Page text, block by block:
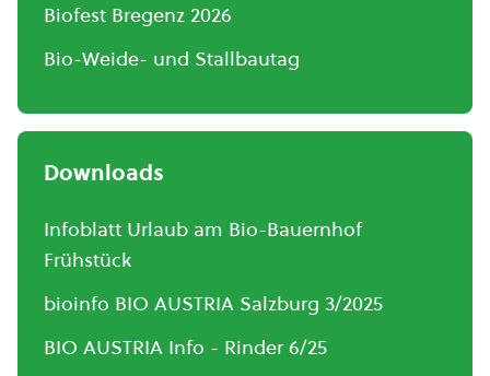
Biofest Bregenz 2026
Bio-Weide- und Stallbautag
Downloads
Infoblatt Urlaub am Bio-Bauernhof
Frühstück
bioinfo BIO AUSTRIA Salzburg 3/2025
BIO AUSTRIA Info - Rinder 6/25